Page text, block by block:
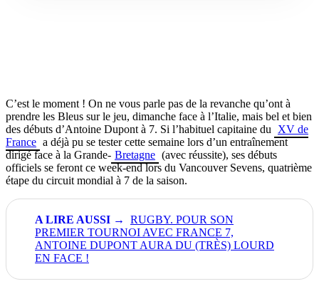
C’est le moment ! On ne vous parle pas de la revanche qu’ont à
prendre les Bleus sur le jeu, dimanche face à l’Italie, mais bel et bien
des débuts d’Antoine Dupont à 7. Si l’habituel capitaine du
XV de
France a déjà pu se tester cette semaine lors d’un entraînement
dirigé face à la Grande- Bretagne (avec réussite), ses débuts
officiels se feront ce week-end lors du Vancouver Sevens, quatrième
étape du circuit mondial à 7 de la saison.
RUGBY. POUR SON
PREMIER TOURNOI AVEC FRANCE 7,
ANTOINE DUPONT AURA DU (TRÈS) LOURD
EN FACE !